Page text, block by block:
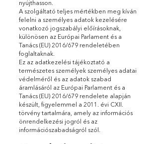
nyújthasson.
A szolgáltató teljes mértékben meg kíván
felelni a személyes adatok kezelésére
vonatkozó jogszabályi előírásoknak,
különösen az Európai Parlament és a
Tanács (EU) 2016/679 rendeletében
foglaltaknak.
Ez az adatkezelési tájékoztató a
természetes személyek személyes adatai
védelméről és az adatok szabad
áramlásáról az Európai Parlament és a
Tanács (EU) 2016/679 rendelete alapján
készült, figyelemmel a 2011. évi CXII.
törvény tartalmára, amely az információs
önrendelkezési jogról és az
információszabadságról szól.